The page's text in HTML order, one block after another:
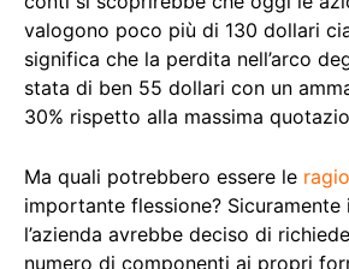
valogono poco più di 130 dollari
significa che la perdita nell’arco
stata di ben 55 dollari con un
30% rispetto alla massima
Ma quali potrebbero essere le
importante flessione?
l’azienda avrebbe deciso di
numero di componenti ai propri